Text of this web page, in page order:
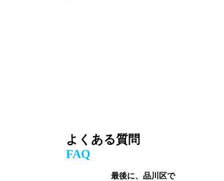
よくある質問
FAQ
最後に、品川区で